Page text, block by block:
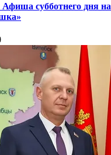
субботнего дня на